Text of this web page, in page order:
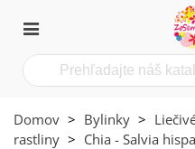
Domov > Bylinky >
rastliny > Chia - Salvia